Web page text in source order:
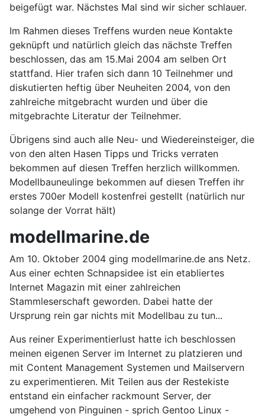
beigefügt war. Nächstes Mal sind wir sicher schlauer.
Im Rahmen dieses Treffens wurden neue Kontakte
geknüpft und natürlich gleich das nächste Treffen
beschlossen, das am 15.Mai 2004 am selben Ort
stattfand. Hier trafen sich dann 10 Teilnehmer und
diskutierten heftig über Neuheiten 2004, von den
zahlreiche mitgebracht wurden und über die
mitgebrachte Literatur der Teilnehmer.
Übrigens sind auch alle Neu- und Wiedereinsteiger, die
von den alten Hasen Tipps und Tricks verraten
bekommen auf diesen Treffen herzlich willkommen.
Modellbauneulinge bekommen auf diesen Treffen ihr
erstes 700er Modell kostenfrei gestellt (natürlich nur
solange der Vorrat hält)
modellmarine.de
Am 10. Oktober 2004 ging modellmarine.de ans Netz.
Aus einer echten Schnapsidee ist ein etabliertes
Internet Magazin mit einer zahlreichen
Stammleserschaft geworden. Dabei hatte der
Ursprung rein gar nichts mit Modellbau zu tun...
Aus reiner Experimentierlust hatte ich beschlossen
meinen eigenen Server im Internet zu platzieren und
mit Content Management Systemen und Mailservern
zu experimentieren. Mit Teilen aus der Restekiste
entstand ein einfacher rackmount Server, der
umgehend von Pinguinen - sprich Gentoo Linux -